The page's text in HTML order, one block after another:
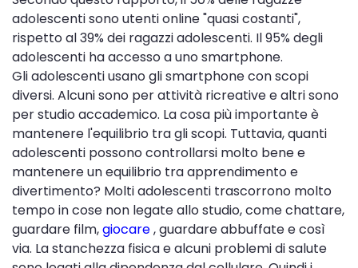
adolescenti sono utenti online "quasi costanti",
rispetto al 39% dei ragazzi adolescenti. Il 95% degli
adolescenti ha accesso a uno smartphone.
Gli adolescenti usano gli smartphone con scopi
diversi. Alcuni sono per attività ricreative e altri sono
per studio accademico. La cosa più importante è
mantenere l'equilibrio tra gli scopi. Tuttavia, quanti
adolescenti possono controllarsi molto bene e
mantenere un equilibrio tra apprendimento e
divertimento? Molti adolescenti trascorrono molto
tempo in cose non legate allo studio, come chattare,
guardare film,giocare, guardare abbuffate e così
via. La stanchezza fisica e alcuni problemi di salute